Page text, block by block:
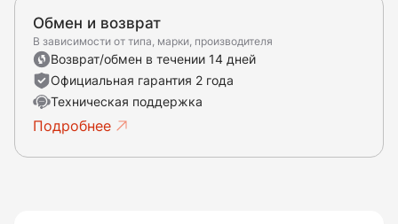
Обмен и возврат
В зависимости от типа, марки, производителя
Возврат/обмен в течении 14 дней
Официальная гарантия 2 года
Техническая поддержка
Подробнее